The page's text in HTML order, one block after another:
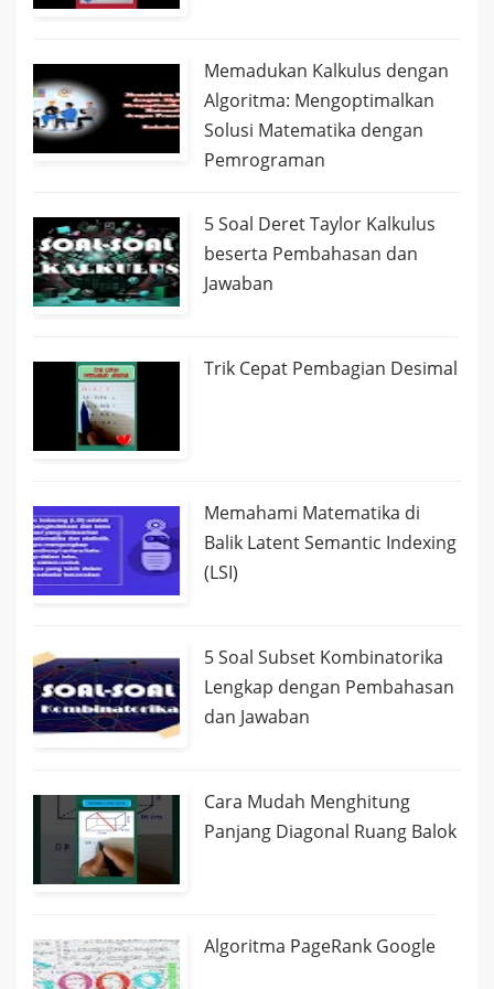
Memadukan Kalkulus dengan
Algoritma: Mengoptimalkan
Solusi Matematika dengan
Pemrograman
5 Soal Deret Taylor Kalkulus
beserta Pembahasan dan
Jawaban
Trik Cepat Pembagian Desimal
Memahami Matematika di
Balik Latent Semantic Indexing
(LSI)
5 Soal Subset Kombinatorika
Lengkap dengan Pembahasan
dan Jawaban
Cara Mudah Menghitung
Panjang Diagonal Ruang Balok
Algoritma PageRank Google